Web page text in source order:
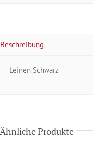
Beschreibung
Leinen Schwarz
Ähnliche Produkte